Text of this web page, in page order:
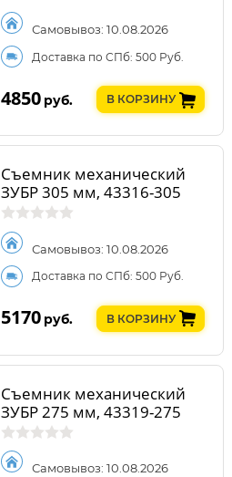
Самовывоз: 10.08.2026
Доставка по СПб: 500 Руб.
4850 руб. В КОРЗИНУ
Съемник механический
ЗУБР 305 мм, 43316-305
Самовывоз: 10.08.2026
Доставка по СПб: 500 Руб.
5170 руб. В КОРЗИНУ
Съемник механический
ЗУБР 275 мм, 43319-275
Самовывоз: 10.08.2026